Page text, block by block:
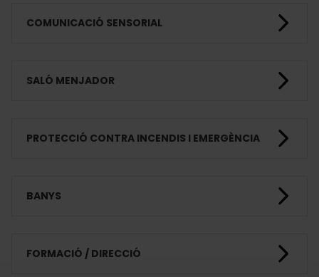
COMUNICACIÓ SENSORIAL
SALÓ MENJADOR
PROTECCIÓ CONTRA INCENDIS I EMERGÈNCIA
BANYS
FORMACIÓ / DIRECCIÓ